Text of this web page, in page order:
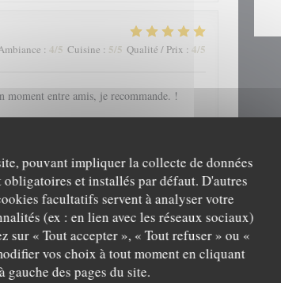
pouvant impliquer la collecte de données
et installés par défaut. D'autres
facultatifs servent à analyser votre
(ex : en lien avec les réseaux sociaux)
« Tout accepter », « Tout refuser » ou «
vos choix à tout moment en cliquant
des pages du site.
: 4/5 Cuisine : 5/5 Qualité / Prix : 4/5
moment entre amis, je recommande. !
: 3/5 Cuisine:4/5 Qualité / Prix: 4/5
CORSE